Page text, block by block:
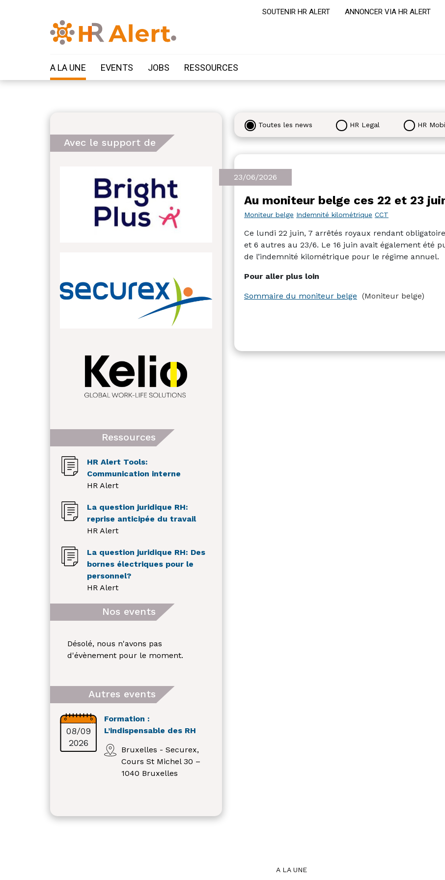
SOUTENIR HR ALERT ANNONCER VIA HR ALERT
A LA UNE EVENTS JOBS RESSOURCES
Avec le support de
Ressources
HR Alert Tools:
Communication interne
HR Alert
La question juridique RH:
reprise anticipée du travail
HR Alert
La question juridique RH: Des
bornes électriques pour le
personnel?
HR Alert
Nos events
Désolé, nous n'avons pas
d'évènement pour le moment.
Autres events
08/09
2026
Formation :
L’indispensable des RH
Bruxelles - Securex,
Cours St Michel 30 –
1040 Bruxelles
Toutes les news HR Legal HR
23/06/2026
Au moniteur belge ces 22 et 23
Moniteur belge Indemnité kilométrique CCT
Ce lundi 22 juin, 7 arrêtés royaux rendant
et 6 autres au 23/6. Le 16 juin avait également été
de l’indemnité kilométrique pour le régime annuel.
Pour aller plus loin
Sommaire du moniteur belge (Moniteur belge)
A LA UNE